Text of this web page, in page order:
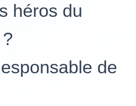
héros du
de